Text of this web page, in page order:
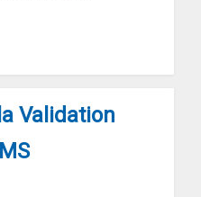
Validation